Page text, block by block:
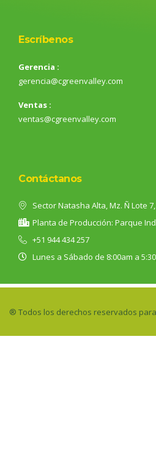
Escríbenos
Gerencia :
gerencia@cgreenvalley.com
Ventas :
ventas@cgreenvalley.com
Contáctanos
Sector Natasha Alta, Mz. Ñ Lote
Planta de Producción: Parque
+51 944 434 257
Lunes a Sábado de 8:00am a
® Todos los derechos reservados para